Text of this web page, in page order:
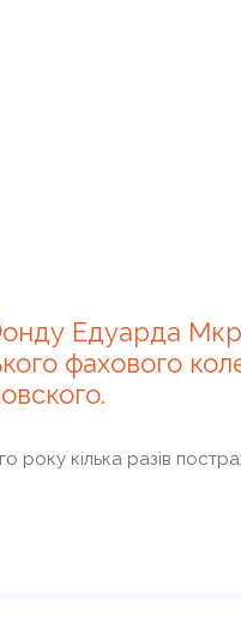
Едуарда
фахового
року кілька разів